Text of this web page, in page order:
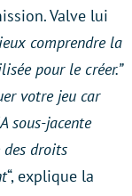
Valve lui
comprendre la
pour le créer.”
votre jeu car
sous-jacente
des droits
“, explique la